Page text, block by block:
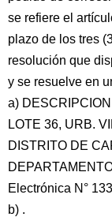
se refiere el
plazo de los tres
resolución que
y se resuelve en
a)
LOTE 36, URB.
DISTRITO DE
Electrónica N°
b) .